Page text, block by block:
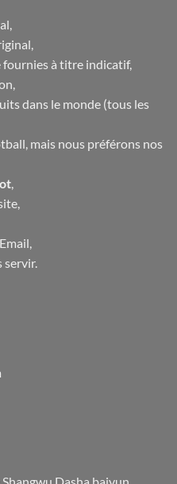
fournies à titre indicatif,
dans le monde (tous les
mais nous préférons nos
,
servir.